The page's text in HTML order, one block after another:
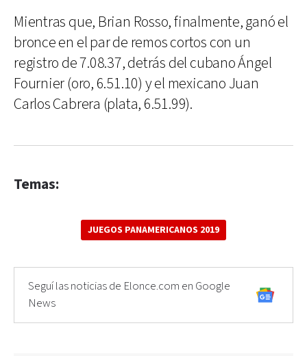
Mientras que, Brian Rosso, finalmente, ganó el
bronce en el par de remos cortos con un
registro de 7.08.37, detrás del cubano Ángel
Fournier (oro, 6.51.10) y el mexicano Juan
Carlos Cabrera (plata, 6.51.99).
Temas:
JUEGOS PANAMERICANOS 2019
Seguí las noticias de Elonce.com en Google
News